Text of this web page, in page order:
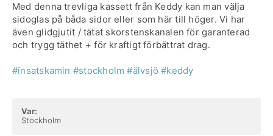
Med denna trevliga kassett från Keddy kan man välja
sidoglas på båda sidor eller som här till höger. Vi har
även glidgjutit / tätat skorstenskanalen för garanterad
och trygg täthet + för kraftigt förbättrat drag.
#insatskamin #stockholm #älvsjö #keddy
Var:
Stockholm